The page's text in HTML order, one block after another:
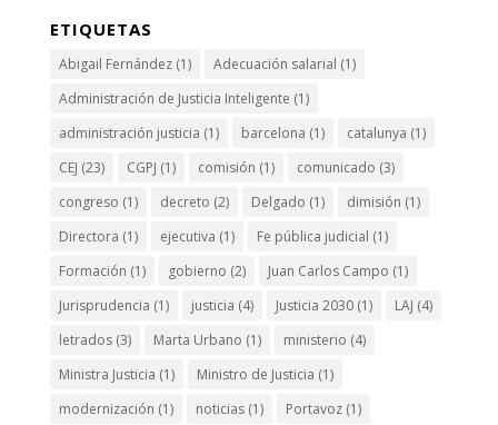
ETIQUETAS
Abigail Fernández(1) Adecuación salarial (1)
Administración de Justicia Inteligente (1)
administración justicia (1) barcelona (1) catalunya (1)
CEJ (23) CGPJ (1) comisión (1) comunicado (3)
congreso (1) decreto (2) Delgado (1) dimisión (1)
Directora (1) ejecutiva (1) Fe pública judicial (1)
Formación (1) gobierno (2) Juan Carlos Campo (1)
Jurisprudencia (1) justicia (4) Justicia 2030(1) LAJ (4)
letrados(3) Marta Urbano (1) ministerio (4)
Ministra Justicia (1) Ministro de Justicia (1)
modernización (1) noticias(1) Portavoz(1)